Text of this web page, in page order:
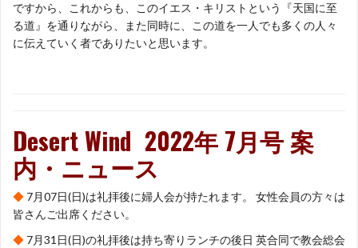
ですから、これからも、このイエス・キリストという『天国に至
る道』を通りながら、また同時に、この道を一人でも多くの人々
に伝えていく者でありたいと思います。
Desert Wind 2022年 7月号 案
内・ニュース
◆ 7月07日(日)は礼拝後に婦人会が持たれます。 女性会員の方々は
皆さんご出席ください。
◆ 7月31日(日)の礼拝後は持ち寄りランチの後日 英合同で教会総会